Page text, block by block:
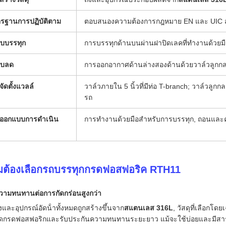
ฐานการปฏิบัติตาม ตอบสนองความต้องการกฎหมาย EN และ
บรรทุก การบรรทุกด้านบนผ่านฝาปิดเลคที่ทํางานด้วย
ลด การออกอากาศด้านล่างสองด้านด้วยวาล์วลูกก
ดตั้งแวลล์
วาล์วภายใน 5 นิ้วที่มีท่อ T-branch; วาล์วลูก
รถ
อกแบบการดําเนิน การทํางานด้วยมือสําหรับการบรรทุก, ถอนแล
ต้องเลือกรถบรรทุกกรดฟอสฟอริค RTH11
ามทนทานต่อการกัดกร่อนสูงกว่า
และอุปกรณ์อัดน้ําทั้งหมดถูกสร้างขึ้นจากสแตนเลส 316L , วัสดุที่เลือกโด
กรดฟอสฟอริกและรับประกันความทนทานระยะยาว แม้จะใช้บ่อยและมีสา